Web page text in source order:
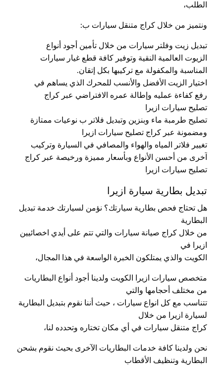
الطلب،
ونتميز من خلال كراج متنقل سيارات ب:
تبديل زيت وفلتر سيارات من خلال تأمين أجود أنواع
الزيوت العالمية النقية وتوفير كافة قطع غيار سيارات
المناسبة والمكفولة مع تركيبها بكل إتقان.
اختيار الزيت الأفضل والأنسب للمحرك الذي يساهم في
رفع كفاءة عمليه وإطالة عمره الافتراضي عبر كراج
تصليح سيارات ازيرا
تصليح طرمبة ماء وبنزين وتبديل فلاتر ب نوعيات ممتازة
ومضمونة عبر كراج تصليح سيارات ازيرا
تغيير فلاتر المياه والهواء والمصافي في السيارة وتركيب
آخرى من أحسن الأنواع وبأسعار مميزة ورخيصة عبر كراج
تصليح سيارات ازيرا
تبديل بطارية سيارة ازيرا
هل تحتاج فحص بطارية سيارتك؟ نؤمن لسيارتك خدمة تبديل
البطارية
من خلال كراج صيانة سيارات والتي تتم على أيدي اخصائيين
ازيرا في
الكويت والذي يمتلكون الخبرة الواسعة في هذا المجال،
متخصص سيارات ازيرا الكويت ولدينا أجود أنواع البطاريات
من مختلف أحجامها والتي
تتناسب مع كل انواع سيارات ، حيث أننا نقوم بتبديل البطارية
لسيارة ازيرا من خلال
كراج متنقل سيارات في أي مكان تختاره وتحدده لنا،
نحن ولدينا كافة خدمات البطاريات الآخرى بحيث نقوم بشحن
البطارية وتنظيف الأقطاب